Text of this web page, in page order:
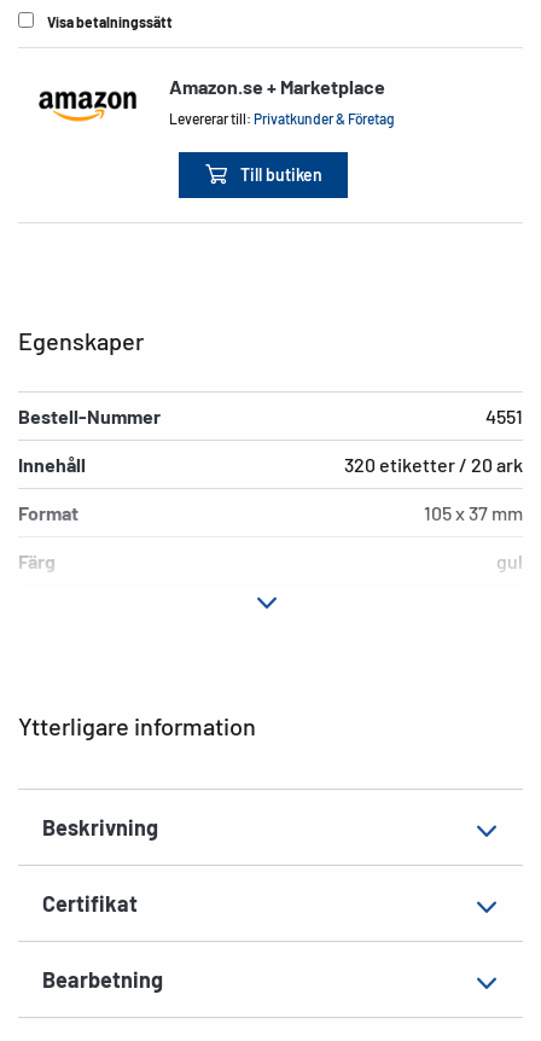
Visa betalningssätt
Amazon.se + Marketplace
Levererar till:Privatkunder & Företag
Till butiken
Ytterligare information
Beskrivning
Certifikat
Bearbetning
Egenskaper
Bestell-Nummer 4551
Innehåll 320 etiketter / 20 ark
Format 105 x 37 mm
Färg gul